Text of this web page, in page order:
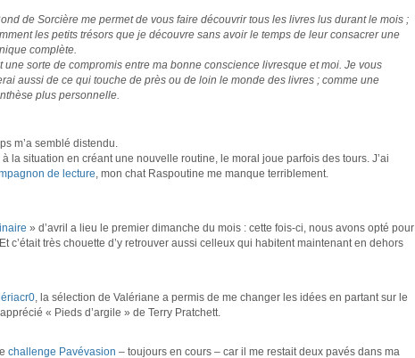
de Sorcière me permet de vous faire découvrir tous les livres lus durant le mois ;
les petits trésors que je découvre sans avoir le temps de leur consacrer une
complète.
une sorte de compromis entre ma bonne conscience livresque et moi. Je vous
aussi de ce qui touche de près ou de loin le monde des livres ; comme une
plus personnelle.
m’a semblé distendu.
à la situation en créant une nouvelle routine, le moral joue parfois des tours. J’ai
de lecture, mon chat Raspoutine me manque terriblement.
» d’avril a lieu le premier dimanche du mois : cette fois-ci, nous avons opté pour
c’était très chouette d’y retrouver aussi celleux qui habitent maintenant en dehors
, la sélection de Valériane a permis de me changer les idées en partant sur le
« Pieds d’argile » de Terry Pratchett.
challenge Pavévasion – toujours en cours – car il me restait deux pavés dans ma